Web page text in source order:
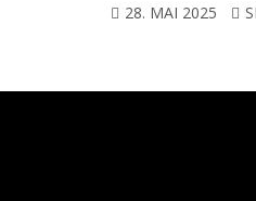
28. MAI 2025